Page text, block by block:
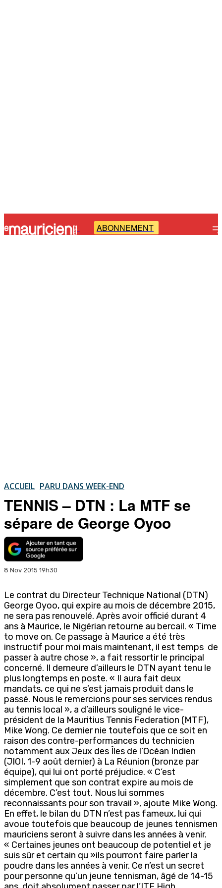
- ABONNEMENT
ACCUEIL PARU DANS WEEK-END
TENNIS – DTN : La MTF se
sépare de George Oyoo
8 Nov 2015 19h30
Le contrat du Directeur Technique National (DTN)
George Oyoo, qui expire au mois de décembre 2015,
ne sera pas renouvelé. Après avoir officié durant 4
ans à Maurice, le Nigérian retourne au bercail. « Time
to move on. Ce passage à Maurice a été très
instructif pour moi mais maintenant, il est temps de
passer à autre chose », a fait ressortir le principal
concerné. Il demeure d’ailleurs le DTN ayant tenu le
plus longtemps en poste. « Il aura fait deux
mandats, ce qui ne s’est jamais produit dans le
passé. Nous le remercions pour ses services rendus
au tennis local », a d’ailleurs souligné le vice-
président de la Mauritius Tennis Federation (MTF),
Mike Wong. Ce dernier nie toutefois que ce soit en
raison des contre-performances du technicien
notamment aux Jeux des Îles de l’Océan Indien
(JIOI, 1-9 août dernier) à La Réunion (bronze par
équipe), qui lui ont porté préjudice. « C’est
simplement que son contrat expire au mois de
décembre. C’est tout. Nous lui sommes
reconnaissants pour son travail », ajoute Mike Wong.
En effet, le bilan du DTN n’est pas fameux, lui qui
avoue toutefois que beaucoup de jeunes tennismen
mauriciens seront à suivre dans les années à venir.
« Certaines jeunes ont beaucoup de potentiel et je
suis sûr et certain qu »ils pourront faire parler la
poudre dans les années à venir. Ce n’est un secret
pour personne qu’un jeune tennisman, âgé de 14-15